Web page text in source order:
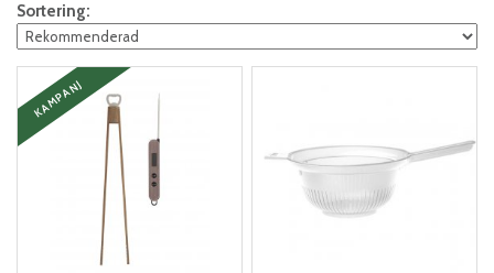
Sortering:
KAMPANJ